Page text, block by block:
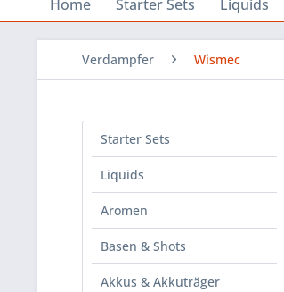
Home Starter Sets Liquids
Verdampfer Wismec
Starter Sets
Liquids
Aromen
Basen & Shots
Akkus & Akkuträger